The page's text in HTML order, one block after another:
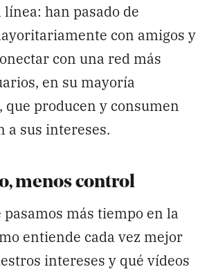
han pasado de
con amigos y
con una red más
en su mayoría
que producen y consumen
a sus intereses.
menos control
más tiempo en la
entiende cada vez mejor
intereses y qué vídeos